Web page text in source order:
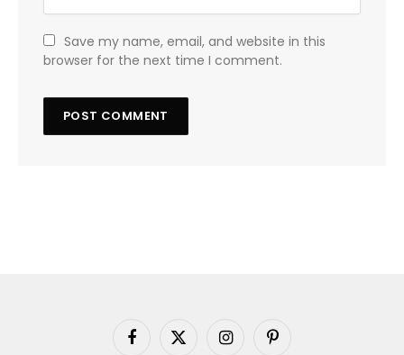
Save my name, email, and website in this
browser for the next time I comment.
Facebook
X
InstagramPinterest